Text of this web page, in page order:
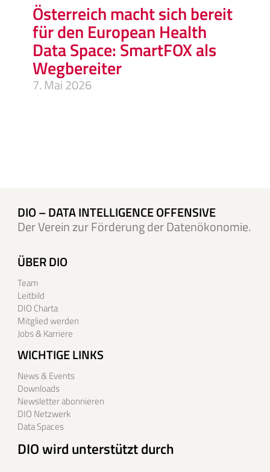
Österreich macht sich bereit
für den European Health
Data Space: SmartFOX als
Wegbereiter
7. Mai 2026
DIO – DATA INTELLIGENCE OFFENSIVE
Der Verein zur Förderung der Datenökonomie.
ÜBER DIO
Team
Leitbild
DIO Charta
Mitglied werden
Jobs & Karriere
WICHTIGE LINKS
News & Events
Downloads
Newsletter abonnieren
DIO Netzwerk
Data Spaces
DIO wird unterstützt durch